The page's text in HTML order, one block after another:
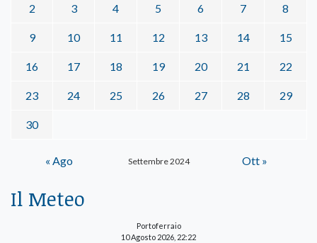
Settembre 2024
2 3 4 5 6 7 8
9 10 11 12 13 14 15
16 17 18 19 20 21 22
23 24 25 26 27 28 29
30
« Ago Ott »
Il Meteo
Portoferraio
10 Agosto 2026, 22:22